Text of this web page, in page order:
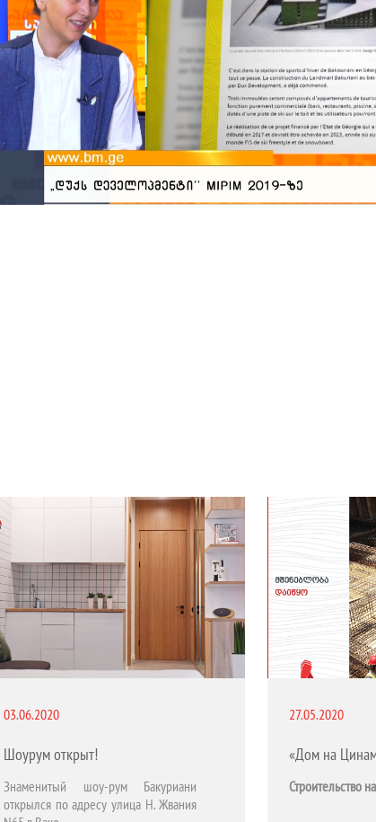
03.06.2020
Шоурум открыт!
Знаменитый шоу-рум Бакуриани
открылся по адресу улица Н. Жвания
27.05.2020
Строительство